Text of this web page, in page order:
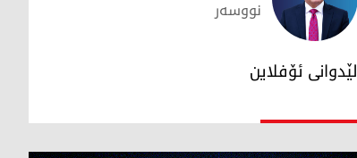
سەڵاح بەکر
نووسەر
لێدوانی ئۆفلاین